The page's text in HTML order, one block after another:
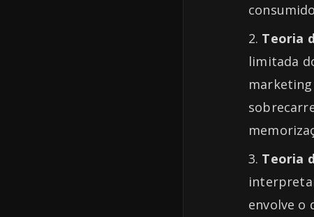
Teoria
limitada
Teoria
envolve o